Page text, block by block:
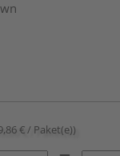
€ / Paket(e))